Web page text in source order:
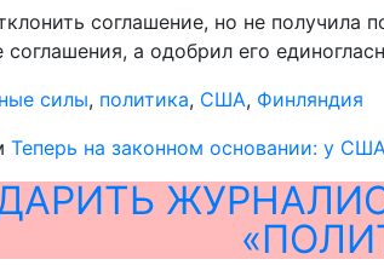
соглашение, но не
а одобрил его
силы, политика, США, Финляндия
Теперь на законном основании: у